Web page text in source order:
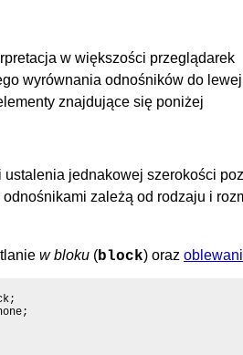
w większości przeglądarek
wyrównania odnośników do
znajdujące się poniżej
ustalenia jednakowej szerokości
zależą od rodzaju i
w bloku (block) oraz